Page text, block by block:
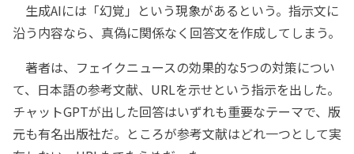
生成AIには「幻覚」という現象があるという。指示文に
沿う内容なら、真偽に関係なく回答文を作成してしまう。
著者は、フェイクニュースの効果的な5つの対策につい
て、日本語の参考文献、URLを示せという指示を出した。
チャットGPTが出した回答はいずれも重要なテーマで、版
元も有名出版社だ。ところが参考文献はどれ一つとして実